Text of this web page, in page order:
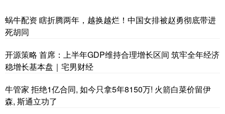
蜗牛配资 瞎折腾两年，越换越烂！中国女排被赵勇彻底带进
死胡同
开源策略 首席：上半年GDP维持合理增长区间 筑牢全年经济
稳增长基本盘｜宅男财经
牛管家 拒绝1亿合同, 如今只拿5年8150万! 火箭白菜价留伊
森, 斯通立功了